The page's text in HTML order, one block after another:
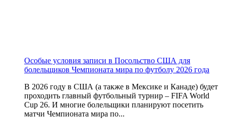
Особые условия записи в Посольство США для
болельщиков Чемпионата мира по футболу 2026 года
В 2026 году в США (а также в Мексике и Канаде) будет
проходить главный футбольный турнир – FIFA World
Cup 26. И многие болельщики планируют посетить
матчи Чемпионата мира по...